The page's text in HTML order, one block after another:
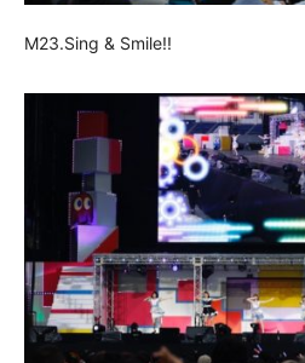
M23.Sing & Smile!!